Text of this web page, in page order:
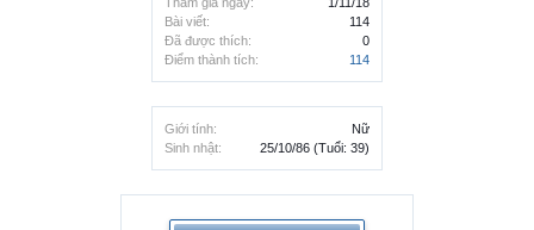
Bài viết:
114
Đã được thích:
0
Điểm thành tích:
114
Giới tính:
Nữ
Sinh nhật:
25/10/86 (Tuổi: 39)